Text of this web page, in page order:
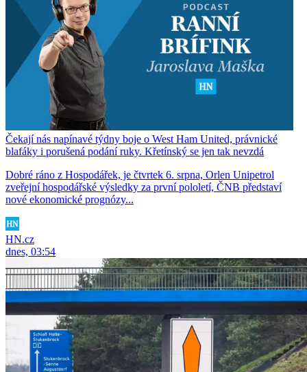
Čekají nás napínavé týdny boje o West Ham United, právnické
blafáky i porušená podání ruky. Křetínský se jen tak nevzdá
Dobré ráno z Hospodářek, je čtvrtek 6. srpna, Orlen Unipetrol
zveřejní hospodářské výsledky za první pololetí, ČNB představí
nové ekonomické prognózy...
HN.cz
dnes, 03:54